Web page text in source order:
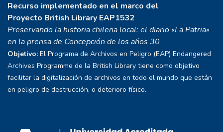
Recurso implementado en el marco del
Proyecto British Library EAP1532
Preservando la historia chilena local: el diario «La Patria»
en la prensa de Concepción de los años 30
Objetivo: El Programa de Archivos en Peligro (EAP) Endangered
Archives Programme de la British Library tiene como objetivo
facilitar la digitalización de archivos en todo el mundo que están
en peligro de destrucción, o deterioro físico.